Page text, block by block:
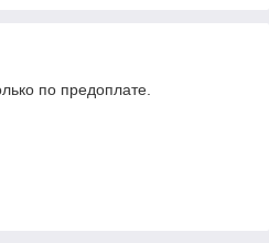
по предоплате.